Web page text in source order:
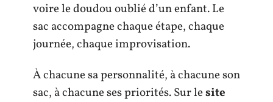
voire le doudou oublié d’un enfant. Le
sac accompagne chaque étape, chaque
journée, chaque improvisation.
À chacune sa personnalité, à chacune son
sac, à chacune ses priorités. Sur lesite